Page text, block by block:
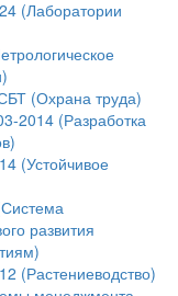
(Лаборатории
(Охрана труда)
(Разработка
(Устойчивое
развития
(Растениеводство)